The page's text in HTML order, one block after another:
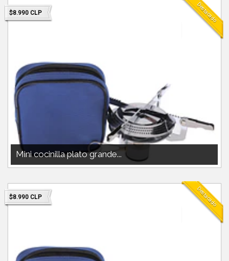
$8.990 CLP Destacado
Mini cocinilla plato grande...
MINI COCINILLA CAMPSOR PESO 250GCOMPATIBLE CON GAS DOITE
$8.990 CLP Destacado